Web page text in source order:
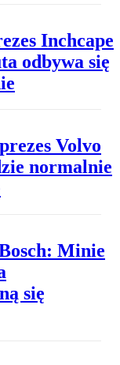
Inchcape
odbywa się
Volvo
normalnie
Minie
się